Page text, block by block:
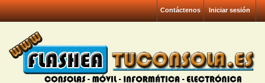
Iniciar sesión
Contáctenos